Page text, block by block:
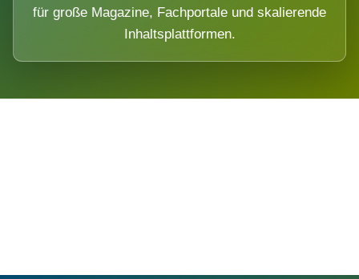
für große Magazine, Fachportale und skalierende
Inhaltsplattformen.